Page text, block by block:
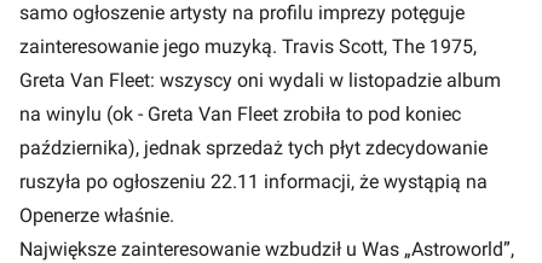
samo ogłoszenie artysty na profilu imprezy potęguje
zainteresowanie jego muzyką. Travis Scott, The 1975,
Greta Van Fleet: wszyscy oni wydali w listopadzie album
na winylu (ok - Greta Van Fleet zrobiła to pod koniec
października), jednak sprzedaż tych płyt zdecydowanie
ruszyła po ogłoszeniu 22.11 informacji, że wystąpią na
Openerze właśnie.
Największe zainteresowanie wzbudził u Was „Astroworld”,